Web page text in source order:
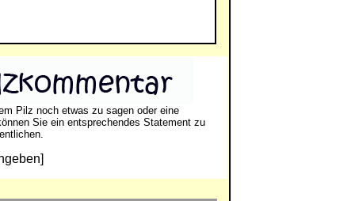
Pilz noch etwas zu sagen oder eine
Sie ein entsprechendes Statement zu